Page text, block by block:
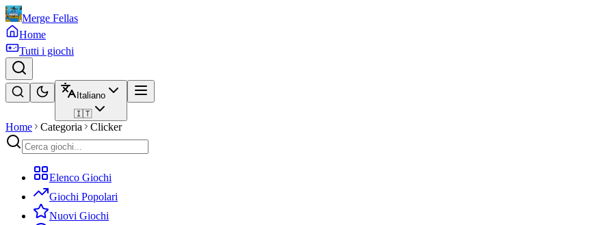
Merge Fellas
Home
Tutti i giochi
Italiano
🇮🇹
Home Categoria Clicker
Elenco Giochi
Giochi Popolari
Nuovi Giochi